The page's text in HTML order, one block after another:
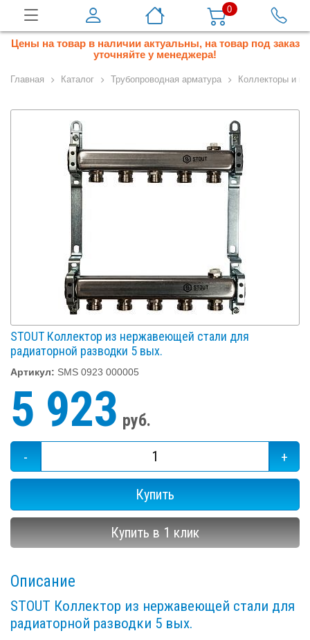
0
Цены на товар в наличии актуальны, на товар под заказ
уточняйте у менеджера!
Главная Каталог Трубопроводная арматура Коллекторы и
STOUT Коллектор из нержавеющей стали для
радиаторной разводки 5 вых.
Артикул: SMS 0923 000005
5 923 руб.
- +
Купить
Купить в 1 клик
Описание
STOUT Коллектор из нержавеющей стали для
радиаторной разводки 5 вых.